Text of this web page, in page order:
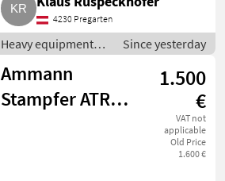
4230 Pregarten
Heavy equipment/
construction
machines / Small
construction
devices
Since yesterday
Ammann
Stampfer ATR
1.500
€
VAT not
applicable
Old Price
1.600 €